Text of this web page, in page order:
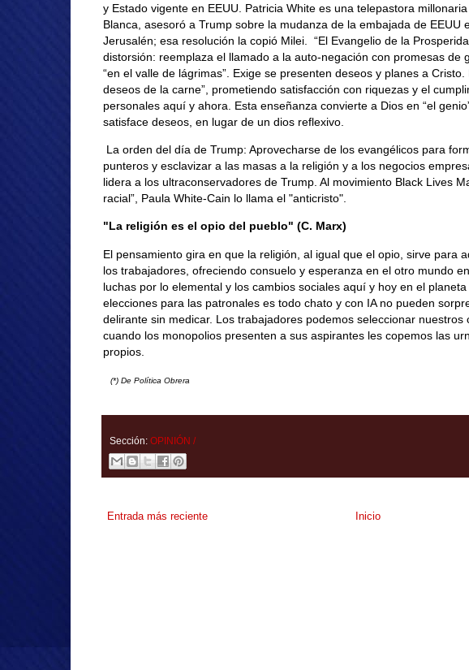
y Estado vigente en EEUU. Patricia White es una telepastora
Blanca, asesoró a Trump sobre la mudanza de la embajada de EEUU
Jerusalén; esa resolución la copió Milei. “El Evangelio de la
distorsión: reemplaza el llamado a la auto-negación con promesas de
“en el valle de lágrimas”. Exige se presenten deseos y planes a
deseos de la carne”, prometiendo satisfacción con riquezas y el
personales aquí y ahora. Esta enseñanza convierte a Dios en “el
satisface deseos, en lugar de un dios reflexivo.
La orden del día de Trump: Aprovecharse de los evangélicos para
punteros y esclavizar a las masas a la religión y a los negocios
lidera a los ultraconservadores de Trump. Al movimiento Black Lives
racial”, Paula White-Cain lo llama el "anticristo".
"La religión es el opio del pueblo" (C. Marx)
El pensamiento gira en que la religión, al igual que el opio, sirve para
los trabajadores, ofreciendo consuelo y esperanza en el otro mundo
luchas por lo elemental y los cambios sociales aquí y hoy en el
elecciones para las patronales es todo chato y con IA no pueden
delirante sin medicar. Los trabajadores podemos seleccionar nuestros
cuando los monopolios presenten a sus aspirantes les copemos las
propios.
(*) De Política Obrera
Sección: OPINIÓN /
Entrada más reciente Inicio